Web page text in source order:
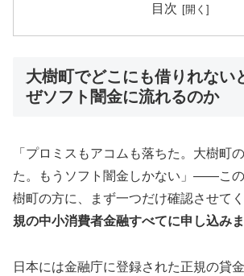
目次
大樹町でどこにも借りれない
ぜソフト闇金に流れるのか
「プロミスもアコムも落ちた。大樹町
た。もうソフト闇金しかない」——こ
樹町の方に、まず一つだけ確認させて
規の中小消費者金融すべてに申し込み
日本には金融庁に登録された正規の貸